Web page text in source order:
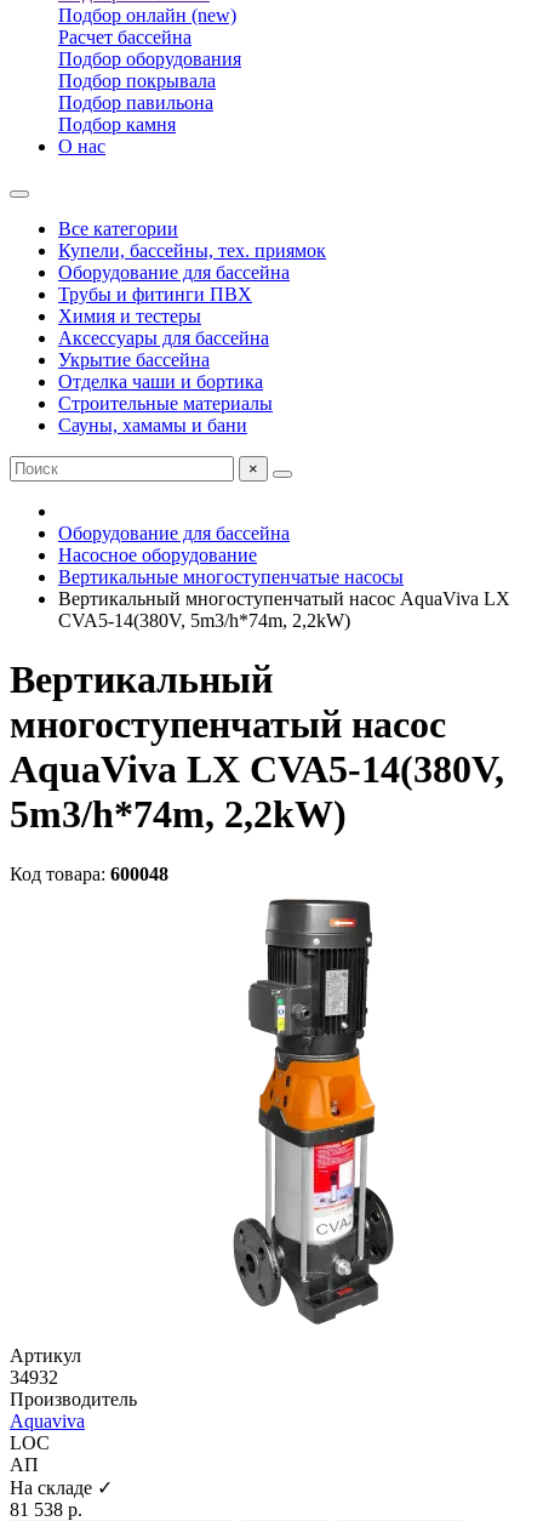
Подбор онлайн (new)
Расчет бассейна
Подбор оборудования
Подбор покрывала
Подбор павильона
Подбор камня
О нас
Все категории
Купели, бассейны, тех. приямок
Оборудование для бассейна
Трубы и фитинги ПВХ
Химия и тестеры
Аксессуары для бассейна
Укрытие бассейна
Отделка чаши и бортика
Строительные материалы
Сауны, хамамы и бани
×
Оборудование для бассейна
Насосное оборудование
Вертикальные многоступенчатые насосы
Вертикальный многоступенчатый насос AquaViva LX
CVA5-14(380V, 5m3/h*74m, 2,2kW)
Вертикальный
многоступенчатый насос
AquaViva LX CVA5-14(380V,
5m3/h*74m, 2,2kW)
Код товара: 600048
Артикул
34932
Производитель
Aquaviva
LOC
АП
На складе ✓
81 538 р.